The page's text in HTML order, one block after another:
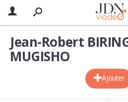
Ajouter
Jean-Robert
MUGISHO